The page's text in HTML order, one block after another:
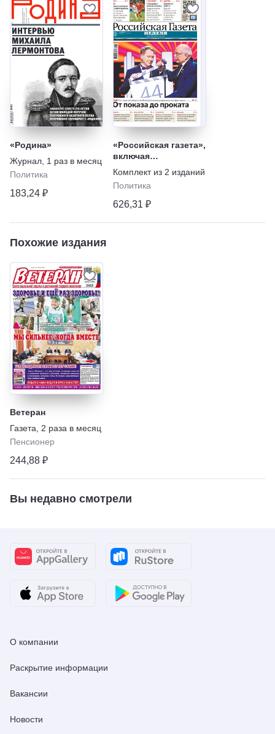
«Родина»
Журнал 1 раз в месяц
Политика
183,24 ₽
«Российская газета»,
включая
еженедельный
выпуск «Российской
газеты» – Неделя
Комплект из 2 изданий
Политика
626,31 ₽
Похожие издания
Ветеран
Газета
2 раза в месяц
Пенсионер
244,88 ₽
Вы недавно смотрели
О компании
Раскрытие информации
Вакансии
Новости